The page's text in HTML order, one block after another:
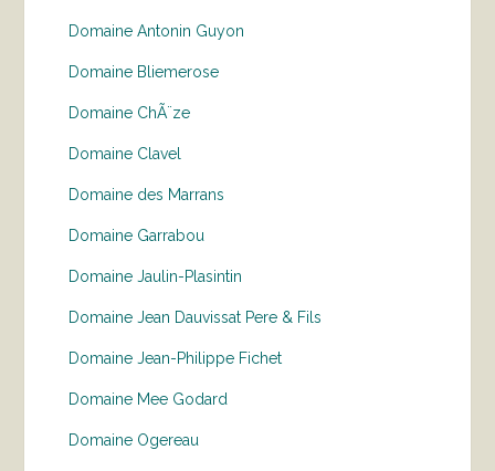
Domaine Antonin Guyon
Domaine Bliemerose
Domaine ChÃ¨ze
Domaine Clavel
Domaine des Marrans
Domaine Garrabou
Domaine Jaulin-Plasintin
Domaine Jean Dauvissat Pere & Fils
Domaine Jean-Philippe Fichet
Domaine Mee Godard
Domaine Ogereau